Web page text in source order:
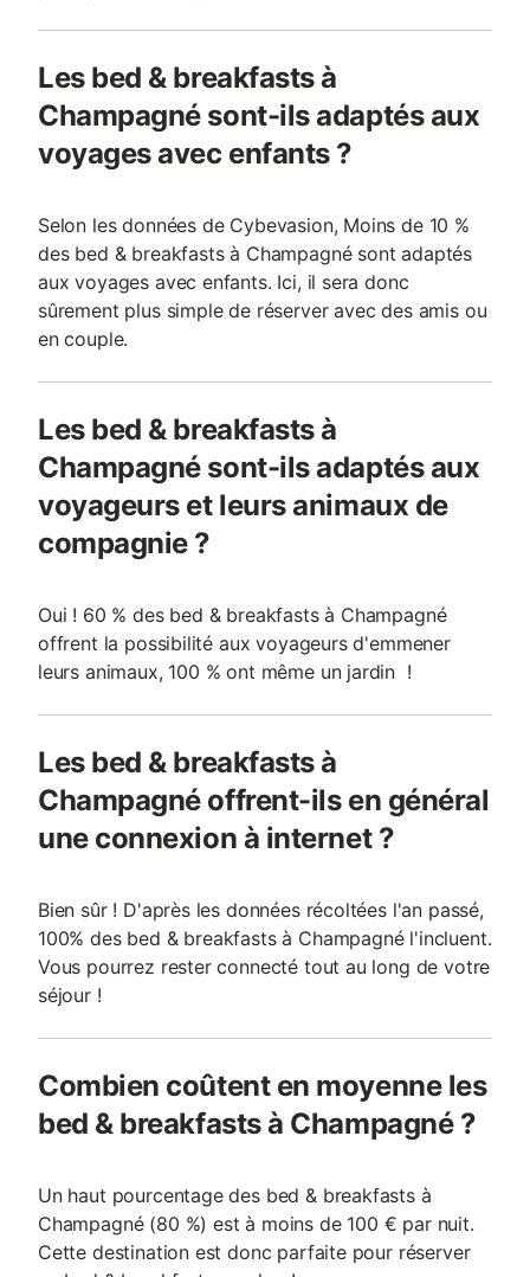
Les bed & breakfasts à
Champagné sont-ils adaptés aux
voyages avec enfants ?
Selon les données de Cybevasion, Moins de 10 %
des bed & breakfasts à Champagné sont adaptés
aux voyages avec enfants. Ici, il sera donc
sûrement plus simple de réserver avec des amis ou
en couple.
Les bed & breakfasts à
Champagné sont-ils adaptés aux
voyageurs et leurs animaux de
compagnie ?
Oui ! 60 % des bed & breakfasts à Champagné
offrent la possibilité aux voyageurs d'emmener
leurs animaux, 100 % ont même un jardin !
Les bed & breakfasts à
Champagné offrent-ils en général
une connexion à internet ?
Bien sûr ! D'après les données récoltées l'an passé,
100% des bed & breakfasts à Champagné l'incluent.
Vous pourrez rester connecté tout au long de votre
séjour !
Combien coûtent en moyenne les
bed & breakfasts à Champagné ?
Un haut pourcentage des bed & breakfasts à
Champagné (80 %) est à moins de 100 € par nuit.
Cette destination est donc parfaite pour réserver